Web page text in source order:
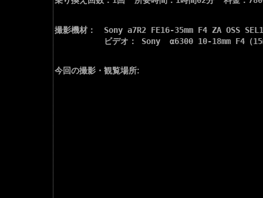
撮影機材：　Sony a7R2 FE16-35mm F4 ZA OSS
ビデオ： Sony  α6300 10-18mm F4（
今回の撮影・観覧場所: